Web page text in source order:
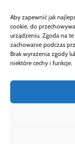
Aby zapewnić jak
cookie, do
urządzeniu. Zgoda na
zachowanie podczas
Brak wyrażenia zgody
niektóre cechy i funkcje.